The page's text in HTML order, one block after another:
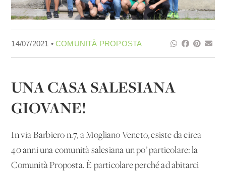
14/07/2021 •COMUNITÀ PROPOSTA
UNA CASA SALESIANA
GIOVANE!
In via Barbiero n.7, a Mogliano Veneto, esiste da circa
40 anni una comunità salesiana un po’ particolare: la
Comunità Proposta. È particolare perché ad abitarci